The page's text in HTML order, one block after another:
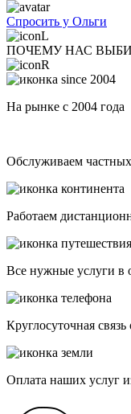
Спросить у Ольги
ПОЧЕМУ НАС
На рынке с 2004 года
Обслуживаем
Работаем
Все нужные услуги в
Круглосуточная
Оплата наших услуг